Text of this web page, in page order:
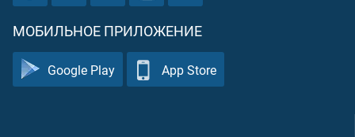
МОБИЛЬНОЕ ПРИЛОЖЕНИЕ
Google Play App Store